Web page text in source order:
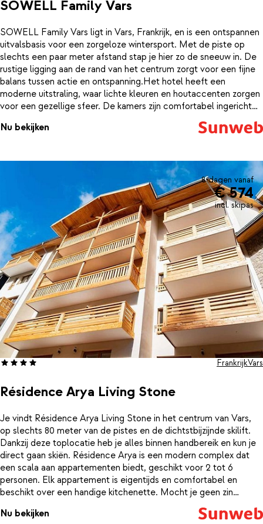
SOWELL Family Vars
SOWELL Family Vars ligt in Vars, Frankrijk, en is een ontspannen
uitvalsbasis voor een zorgeloze wintersport. Met de piste op
slechts een paar meter afstand stap je hier zo de sneeuw in. De
rustige ligging aan de rand van het centrum zorgt voor een fijne
balans tussen actie en ontspanning.Het hotel heeft een
moderne uitstraling, waar lichte kleuren en houtaccenten zorgen
voor een gezellige sfeer. De kamers zijn comfortabel ingericht
tot families. Grote ramen laten veel daglicht binnen en bieden
nergens aan te denken. Geniet na een actieve dag van
uitgebreide maaltijden in het restaurant of schuif aan in de bar
voor een drankje. In het hotel vind je daarnaast praktische
faciliteiten zoals een skiberging, wat het verblijf extra
comfortabel maakt.De ligging is ideaal voor wintersporters. Je
klikt je ski's aan en staat vrijwel direct op de piste, terwijl de skilift
en het centrum van Vars op ongeveer 700 meter liggen. Hier
vind je winkels en gezellige plekken om even neer te strijken. Stel
je voor: je begint de dag met uitzicht op witte berghellingen en
staat even later al op de piste.
Nu bekijken
8 dagen vanaf
€ 574
incl. skipas
Résidence Arya Living Stone
FrankrijkVars
Je vindt Résidence Arya Living Stone in het centrum van Vars,
op slechts 80 meter van de pistes en de dichtstbijzijnde skilift.
Dankzij deze toplocatie heb je alles binnen handbereik en kun je
direct gaan skiën. Résidence Arya is een modern complex dat
een scala aan appartementen biedt, geschikt voor 2 tot 6
personen. Elk appartement is eigentijds en comfortabel en
beschikt over een handige kitchenette. Mocht je geen zin
hebben om te koken, dan zijn er genoeg uitstekende restaurants
in de buurt. Na een dag vol actie kun je ontspannen op je eigen
Nu bekijken